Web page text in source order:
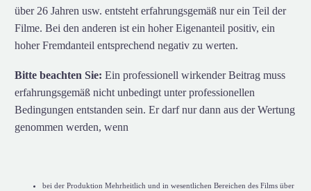
über 26 Jahren usw. entsteht erfahrungsgemäß nur ein Teil der
Filme. Bei den anderen ist ein hoher Eigenanteil positiv, ein
hoher Fremdanteil entsprechend negativ zu werten.
Bitte beachten Sie: Ein professionell wirkender Beitrag muss
erfahrungsgemäß nicht unbedingt unter professionellen
Bedingungen entstanden sein. Er darf nur dann aus der Wertung
genommen werden, wenn
bei der Produktion Mehrheitlich und in wesentlichen Bereichen des Films über